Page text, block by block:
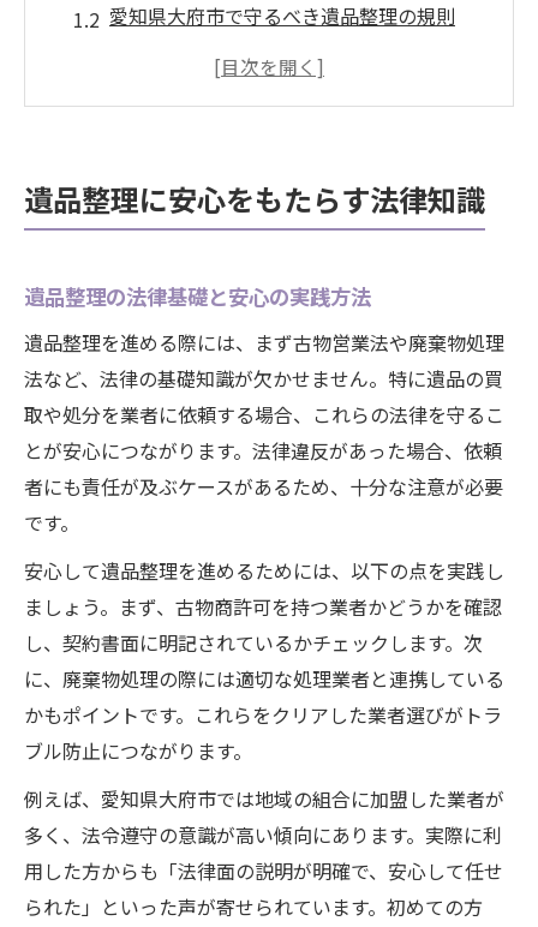
愛知県大府市で守るべき遺品整理の規則
遺品整理と買取に必要な法的ポイント
大府市の終活支援を活用した整理術
大府市終活支援と遺品整理の賢い進め方
みらいサポート大府で安心の遺品整理
身寄りのない時の終活支援と遺品整理法
大府市の支援を使った買取活用術紹介
法律遵守で実現する遺品の安全な買取
遺品整理の正しい買取手続きと法律遵守
大府市で安心できる遺品買取の条件とは
古物営業法を守る遺品整理買取の基本知識
遺品整理で安全な買取業者の見極め方
さくらノートから始める大府市の遺品整理
さくらノートで始める遺品整理の新常識
大府市さくらノート活用と遺品整理手順
遺品整理に役立つ終活ノートの書き方
身寄りのない方の遺品整理とさくらノート
遺品整理と買取で注目のさくらノート利用
法
遺品整理に安心をもたらす法律知識
遺品整理の法律基礎と安心の実践方法
遺品整理を進める際には、まず古物営業法や廃棄物処理
法など、法律の基礎知識が欠かせません。特に遺品の買
取や処分を業者に依頼する場合、これらの法律を守るこ
とが安心につながります。法律違反があった場合、依頼
者にも責任が及ぶケースがあるため、十分な注意が必要
です。
安心して遺品整理を進めるためには、以下の点を実践し
ましょう。まず、古物商許可を持つ業者かどうかを確認
し、契約書面に明記されているかチェックします。次
に、廃棄物処理の際には適切な処理業者と連携している
かもポイントです。これらをクリアした業者選びがトラ
ブル防止につながります。
例えば、愛知県大府市では地域の組合に加盟した業者が
多く、法令遵守の意識が高い傾向にあります。実際に利
用した方からも「法律面の説明が明確で、安心して任せ
られた」といった声が寄せられています。初めての方